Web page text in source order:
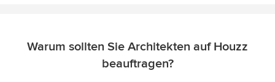
Warum sollten Sie Architekten auf Houzz
beauftragen?